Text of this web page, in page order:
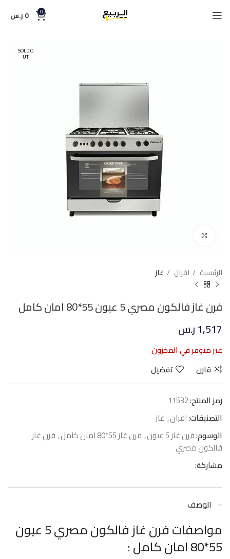
0
0 ر.س
SOLD O
UT
الرئيسية افران غاز
فرن غاز فالكون مصري 5 عيون 55*80 امان كامل
1,517ر.س
غير متوفر في المخزون
قارن
تفضيل
رمز المنتج:11532
التصنيفات:افران, غاز
الوسوم:فرن غاز 5 عيون , فرن غاز 55*80 امان كامل , فرن غاز
فالكون مصري
مشاركة:
الوصف
مواصفات فرن غاز فالكون مصري 5 عيون
55*80 امان كامل :